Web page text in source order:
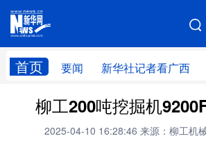
首页 要闻 新华社记者看广西
网站地图
广西频道
要闻 新华社记者 专题直
柳工200吨挖掘机
2025-04-10 16:28:46 来源：柳工机